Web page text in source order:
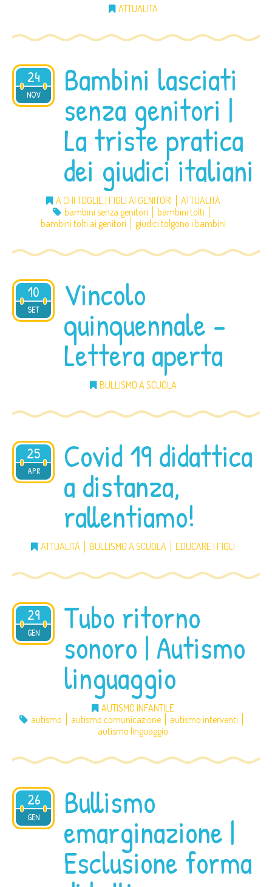
ATTUALITÀ
24
NOV
2020 Bambini lasciati
senza genitori |
La triste pratica
dei giudici italiani
A CHI TOGLIE I FIGLI AI GENITORI
ATTUALITÀ
bambini senza genitori
bambini tolti
bambini tolti ai genitori
giudici tolgono i bambini
10
SET
2020 Vincolo
quinquennale –
Lettera aperta
BULLISMO A SCUOLA
25
APR
2020 Covid 19 didattica
a distanza,
rallentiamo!
ATTUALITÀ BULLISMO A SCUOLA EDUCARE I FIGLI
29
GEN
2020 Tubo ritorno
sonoro | Autismo
linguaggio
AUTISMO INFANTILE
autismo
autismo comunicazione
autismo interventi
autismo linguaggio
26
GEN
2020 Bullismo
emarginazione |
Esclusione forma